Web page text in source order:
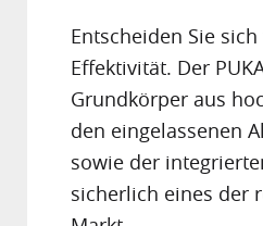
Entscheiden Sie
Effektivität. Der
Grundkörper aus
den eingelassenen
sowie der
sicherlich eines der